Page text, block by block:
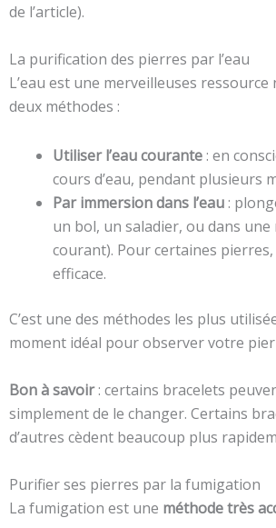
de l’article).
La purification des pierres par l’eau
L’eau est une merveilleuses
deux méthodes :
Utiliser l’eau courante : en
cours d’eau, pendant plusieurs
Par immersion dans l’eau :
un bol, un saladier, ou dans
courant). Pour certaines
efficace.
C’est une des méthodes les plus
moment idéal pour observer votre
Bon à savoir: certains bracelets
simplement de le changer. Certains
d’autres cèdent beaucoup plus
Purifier ses pierres par la fumigation
La fumigation est une méthode très